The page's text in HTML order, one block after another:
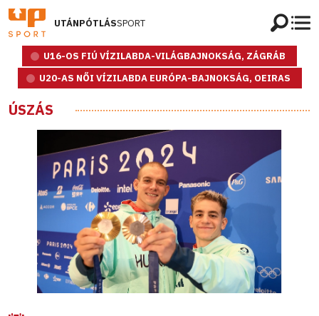
UTÁNPÓTLÁSSPORT
U16-OS FIÚ VÍZILABDA-VILÁGBAJNOKSÁG, ZÁGRÁB
U20-AS NŐI VÍZILABDA EURÓPA-BAJNOKSÁG, OEIRAS
ÚSZÁS